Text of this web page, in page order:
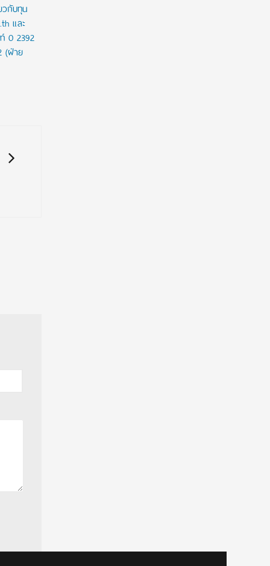
วกับทุน
และ
0 2392
(ฝ่าย